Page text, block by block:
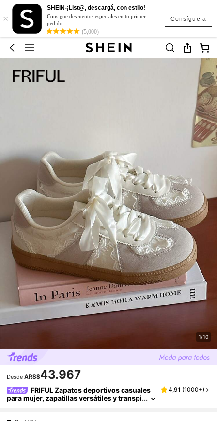
Consíguela
×
SHEIN-¡List@, descargá, con estilo!
Consigue descuentos especiales en tu primer
pedido
(5,000)
1/10
Desde ARS$43.967
FRIFUL Zapatos deportivos casuales
para mujer, zapatillas versátiles y transpi
4,91 (1000+)